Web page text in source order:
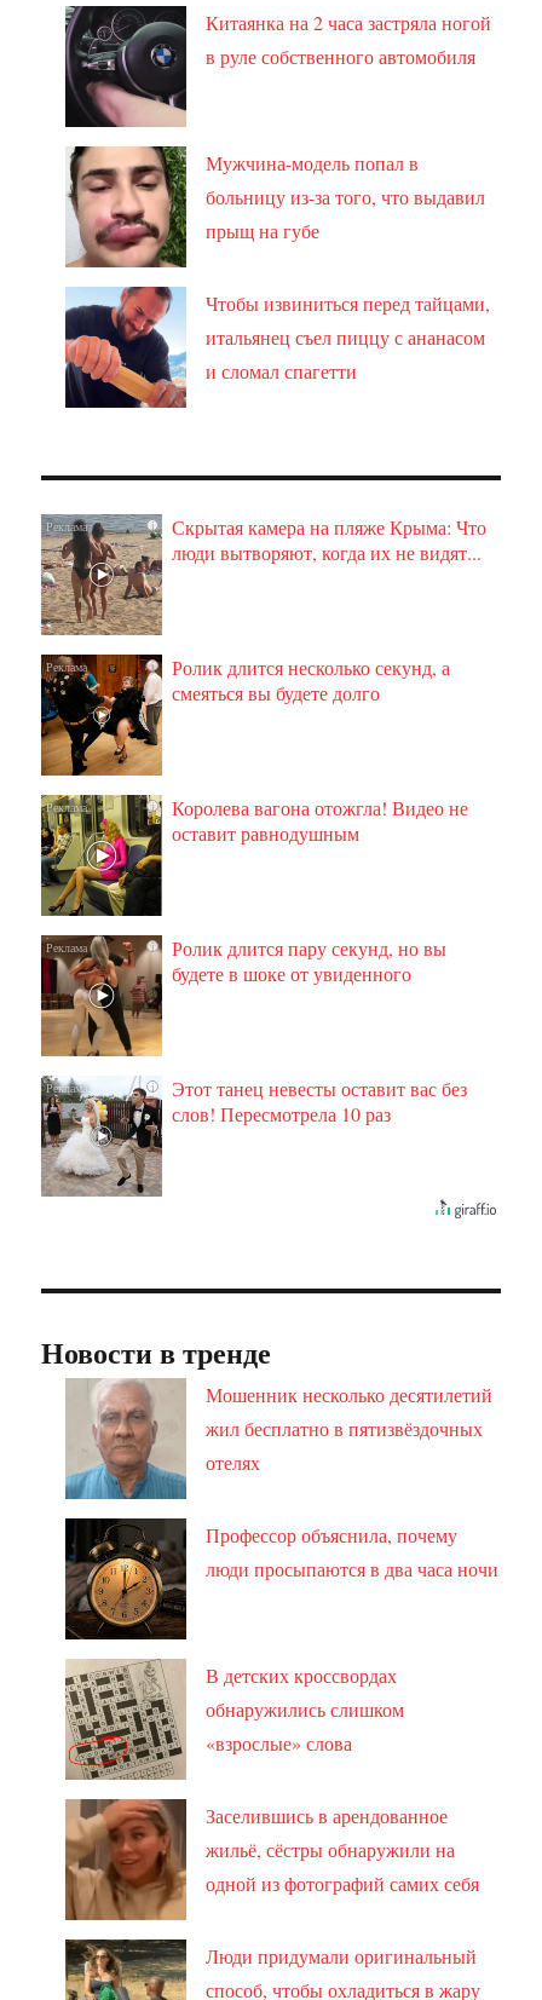
Китаянка на 2 часа застряла ногой
в руле собственного автомобиля
Мужчина-модель попал в
больницу из-за того, что выдавил
прыщ на губе
Чтобы извиниться перед тайцами,
итальянец съел пиццу с ананасом
и сломал спагетти
i
Скрытая камера на пляже Крыма: Что
люди вытворяют, когда их не видят...
i
Ролик длится несколько секунд, а
смеяться вы будете долго
i
Королева вагона отожгла! Видео не
оставит равнодушным
i
Ролик длится пару секунд, но вы
будете в шоке от увиденного
i
Этот танец невесты оставит вас без
слов! Пересмотрела 10 раз
Новости в тренде
Мошенник несколько десятилетий
жил бесплатно в пятизвёздочных
отелях
Профессор объяснила, почему
люди просыпаются в два часа ночи
В детских кроссвордах
обнаружились слишком
«взрослые» слова
Заселившись в арендованное
жильё, сёстры обнаружили на
одной из фотографий самих себя
Люди придумали оригинальный
способ, чтобы охладиться в жару